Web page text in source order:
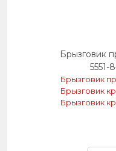
Брызговик
5551-
Брызговик
Брызговик
Брызговик